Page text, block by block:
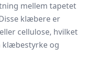
mellem tapetet
klæbere er
cellulose, hvilket
klæbestyrke og